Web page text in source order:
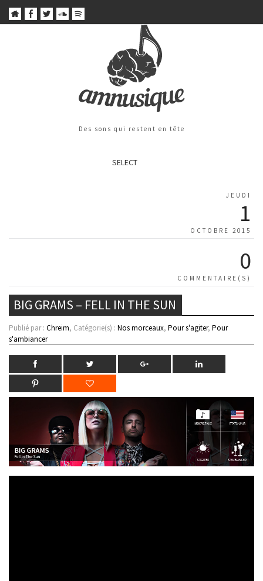
Des sons qui restent en tête
SELECT
JEUDI
1
OCTOBRE 2015
0
COMMENTAIRE(S)
BIG GRAMS – FELL IN THE SUN
Publié par : Chreim, Catégorie(s) : Nos morceaux, Pour s'agiter, Pour
s'ambiancer